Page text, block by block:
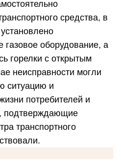
средства, в
газовое оборудование, а
горелки с открытым
неисправности могли
ситуацию и
потребителей и
подтверждающие
транспортного